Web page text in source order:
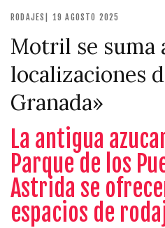
RODAJES | 19 AGOSTO 2025
Motril se suma
localizaciones
Granada»
La antigua
Parque de los
Astrida se
espacios de